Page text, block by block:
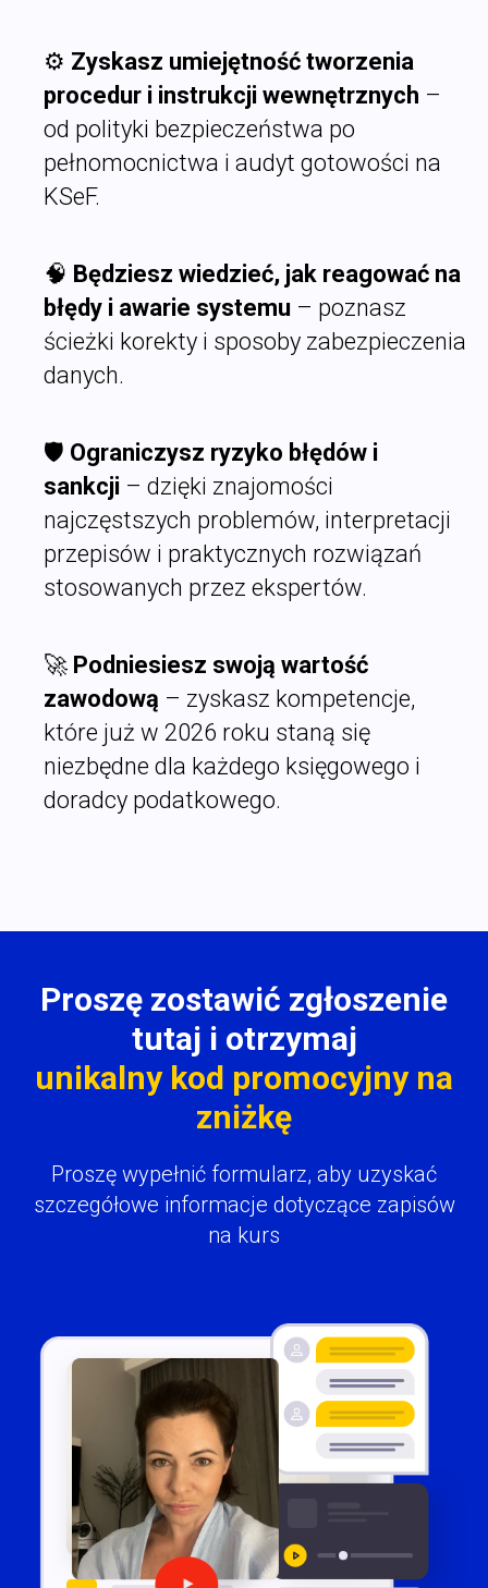
⚙️ Zyskasz umiejętność tworzenia
procedur i instrukcji wewnętrznych –
od polityki bezpieczeństwa po
pełnomocnictwa i audyt gotowości na
KSeF.
🧠 Będziesz wiedzieć, jak reagować na
błędy i awarie systemu – poznasz
ścieżki korekty i sposoby zabezpieczenia
danych.
🛡️ Ograniczysz ryzyko błędów i
sankcji – dzięki znajomości
najczęstszych problemów, interpretacji
przepisów i praktycznych rozwiązań
stosowanych przez ekspertów.
🚀 Podniesiesz swoją wartość
zawodową – zyskasz kompetencje,
które już w 2026 roku staną się
niezbędne dla każdego księgowego i
doradcy podatkowego.
Proszę zostawić zgłoszenie
tutaj i otrzymaj
unikalny kod promocyjny na
zniżkę
Proszę wypełnić formularz, aby uzyskać
szczegółowe informacje dotyczące zapisów
na kurs